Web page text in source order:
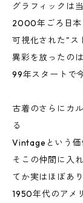
グラフィックは
2000年ごろ日本
可視化された"ス
異彩を放ったの
99年スタートで
古着のさらにカ
る
Vintageという価
そこの仲間に入
てか実はほぼあ
1950年代のアメ